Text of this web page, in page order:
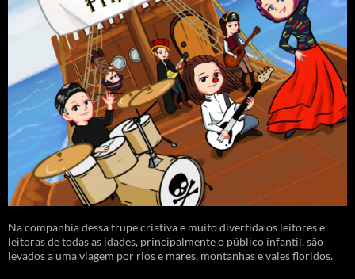
Na companhia dessa trupe criativa e muito divertida os leitores e
leitoras de todas as idades, principalmente o público infantil, são
levados a uma viagem por rios e mares, montanhas e vales floridos.